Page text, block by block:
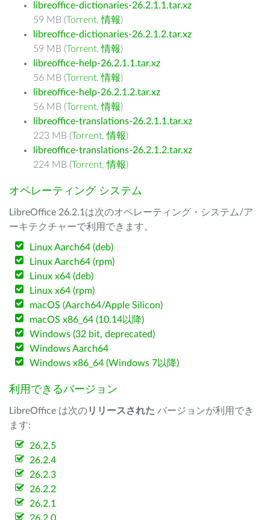
libreoffice-dictionaries-26.2.1.1.tar.xz
59 MB (Torrent,情報)
libreoffice-dictionaries-26.2.1.2.tar.xz
59 MB (Torrent,情報)
libreoffice-help-26.2.1.1.tar.xz
56 MB (Torrent,情報)
libreoffice-help-26.2.1.2.tar.xz
56 MB (Torrent,情報)
libreoffice-translations-26.2.1.1.tar.xz
223 MB (Torrent,情報)
libreoffice-translations-26.2.1.2.tar.xz
224 MB (Torrent,情報)
オペレーティング システム
LibreOffice 26.2.1は次のオペレーティング・システム/ア
ーキテクチャーで利用できます。
Linux Aarch64 (deb)
Linux Aarch64 (rpm)
Linux x64 (deb)
Linux x64 (rpm)
macOS (Aarch64/Apple Silicon)
macOS x86_64 (10.14以降)
Windows (32 bit, deprecated)
Windows Aarch64
Windows x86_64 (Windows 7以降)
利用できるバージョン
LibreOffice は次のリリースされた バージョンが利用でき
ます:
26.2.5
26.2.4
26.2.3
26.2.2
26.2.1